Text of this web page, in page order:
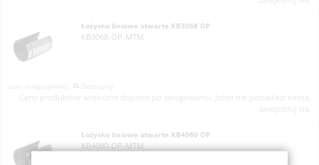
Łożysko liniowe otwarte KB3068 OP
KB3068-OP-MTM
Ceny produktów widoczne dopiero po zalogowaniu. Jeżeli nie posiadasz konta,
zarejestruj się.
Łożysko liniowe otwarte KB4080 OP
KB4080-OP-MTM